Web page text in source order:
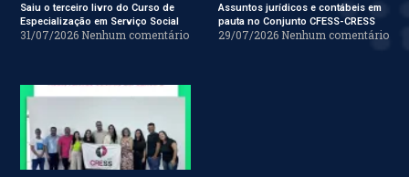
Saiu o terceiro livro do Curso de
Especialização em Serviço Social
31/07/2026 Nenhum comentário
Assuntos jurídicos e contábeis em
pauta no Conjunto CFESS-CRESS
29/07/2026 Nenhum comentário